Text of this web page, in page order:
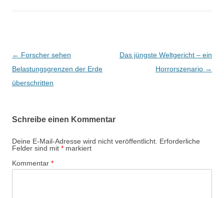
B
e
i
a
g
s
-
← Forscher sehen
Belastungsgrenzen der Erde
überschritten
Das jüngste Weltgericht – ein
Horrorszenario →
Schreibe einen Kommentar
Deine E-Mail-Adresse wird nicht veröffentlicht. Erforderliche
Felder sind mit * markiert
Kommentar *